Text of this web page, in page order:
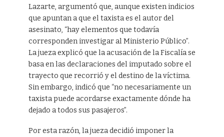
Lazarte, argumentó que, aunque existen indicios
que apuntan a que el taxista es el autor del
asesinato, “hay elementos que todavía
corresponden investigar al Ministerio Público”.
La jueza explicó que la acusación de la Fiscalía se
basa en las declaraciones del imputado sobre el
trayecto que recorrió y el destino de la víctima.
Sin embargo, indicó que “no necesariamente un
taxista puede acordarse exactamente dónde ha
dejado a todos sus pasajeros”.
Por esta razón, la jueza decidió imponer la